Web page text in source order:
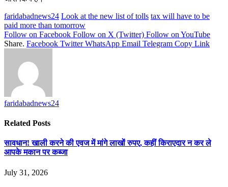
faridabadnews24 Look at the new list of tolls tax will have to be
paid more than tomorrow
Follow on Facebook Follow on X (Twitter) Follow on YouTube
Share. Facebook Twitter WhatsApp Email Telegram Copy Link
faridabadnews24
Related Posts
सावधान! खाली करने की एवज में मांगे लाखों रुपए, कहीं किराएदार न कर ले
आपके मकान पर कब्जा
July 31, 2026